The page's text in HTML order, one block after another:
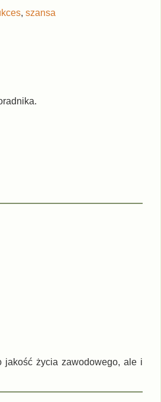
, szansa
życia zawodowego, ale i